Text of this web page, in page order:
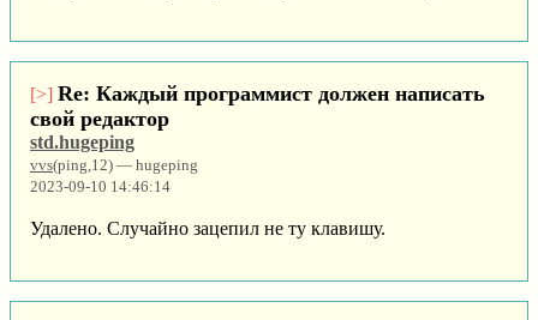
[>] Re: Каждый программист должен написать
свой редактор
std.hugeping
vvs(ping,12) — hugeping
2023-09-10 14:46:14
Удалено. Случайно зацепил не ту клавишу.